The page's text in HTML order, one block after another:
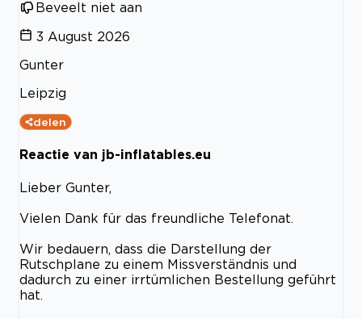
Beveelt niet aan
3 August 2026
Gunter
Leipzig
delen
Reactie van jb-inflatables.eu
Lieber Gunter,
Vielen Dank für das freundliche Telefonat.
Wir bedauern, dass die Darstellung der
Rutschplane zu einem Missverständnis und
dadurch zu einer irrtümlichen Bestellung geführt
hat.